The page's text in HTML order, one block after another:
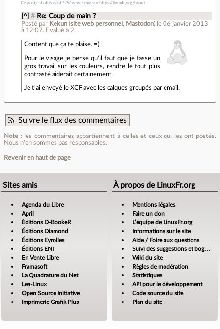
Ce post est offensant ? Prévenez moi sur https://linuxfr.org/board
[^] # Re: Coup de main ?
Posté par Kekun(site web personnel , Mastodon) le 06 janvier 2013
à 12:07. Évalué à 2.
Content que ça te plaise. =)
Pour le visage je pense qu'il faut que je fasse un
gros travail sur les couleurs, rendre le tout plus
contrasté aiderait certainement.
Je t'ai envoyé le XCF avec les calques groupés par email.
Suivre le flux des commentaires
Note :les commentaires appartiennent à celles et ceux qui les ont postés.
Nous n’en sommes pas responsables.
Revenir en haut de page
Sites amis
Agenda du Libre
April
Éditions D-BookeR
Éditions Diamond
Éditions Eyrolles
Éditions ENI
En Vente Libre
Framasoft
La Quadrature du Net
Lea-Linux
Open Source Initiative
Imprimerie Grafik Plus
À propos de LinuxFr.org
Mentions légales
Faire un don
L’équipe de LinuxFr.org
Informations sur le site
Aide / Foire aux questions
Suivi des suggestions et bogues
Wiki du site
Règles de modération
Statistiques
API pour le développement
Code source du site
Plan du site